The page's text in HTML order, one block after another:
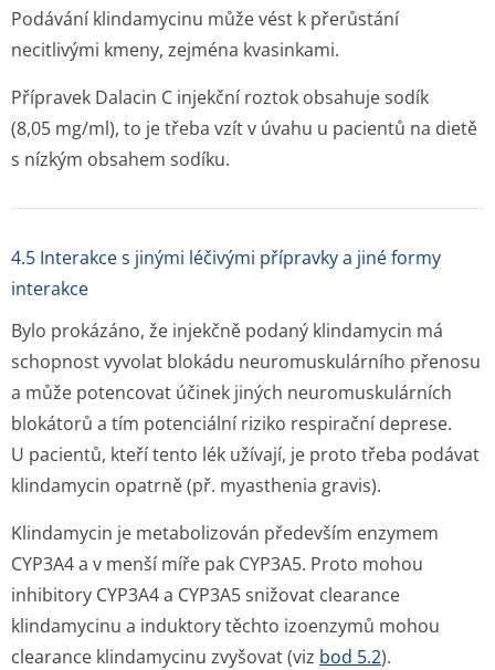
Podávání klindamycinu může vést k přerůstání
necitlivými kmeny, zejména kvasinkami.
Přípravek Dalacin C injekční roztok obsahuje sodík
(8,05 mg/ml), to je třeba vzít v úvahu u pacientů na dietě
s nízkým obsahem sodíku.
4.5 Interakce s jinými léčivými přípravky a jiné formy
interakce
Bylo prokázáno, že injekčně podaný klindamycin má
schopnost vyvolat blokádu neuromuskulárního přenosu
a může potencovat účinek jiných neuromuskulárních
blokátorů a tím potenciální riziko respirační deprese.
U pacientů, kteří tento lék užívají, je proto třeba podávat
klindamycin opatrně (př. myasthenia gravis).
Klindamycin je metabolizován především enzymem
CYP3A4 a v menší míře pak CYP3A5. Proto mohou
inhibitory CYP3A4 a CYP3A5 snižovat clearance
klindamycinu a induktory těchto izoenzymů mohou
clearance klindamycinu zvyšovat (viz bod 5.2).